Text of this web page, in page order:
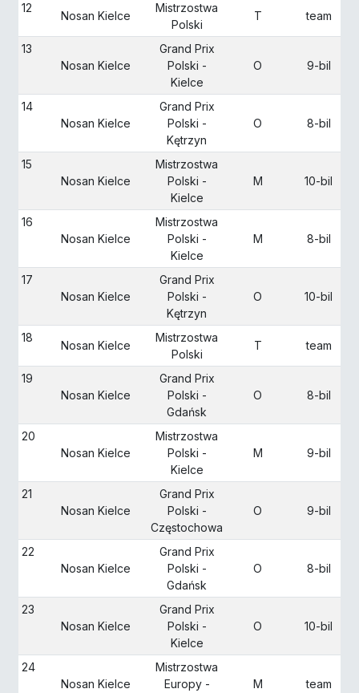
12
Nosan Kielce
Mistrzostwa
Polski
T team
13
Nosan Kielce
Grand Prix
Polski -
Kielce
O 9-bil
14
Nosan Kielce
Grand Prix
Polski -
Kętrzyn
O 8-bil
15
Nosan Kielce
Mistrzostwa
Polski -
Kielce
M 10-bil
16
Nosan Kielce
Mistrzostwa
Polski -
Kielce
M 8-bil
17
Nosan Kielce
Grand Prix
Polski -
Kętrzyn
O 10-bil
18
Nosan Kielce
Mistrzostwa
Polski
T team
19
Nosan Kielce
Grand Prix
Polski -
Gdańsk
O 8-bil
20
Nosan Kielce
Mistrzostwa
Polski -
Kielce
M 9-bil
21
Nosan Kielce
Grand Prix
Polski -
Częstochowa
O 9-bil
22
Nosan Kielce
Grand Prix
Polski -
Gdańsk
O 8-bil
23
Nosan Kielce
Grand Prix
Polski -
Kielce
O 10-bil
24
Nosan Kielce
Mistrzostwa
Europy -
M team